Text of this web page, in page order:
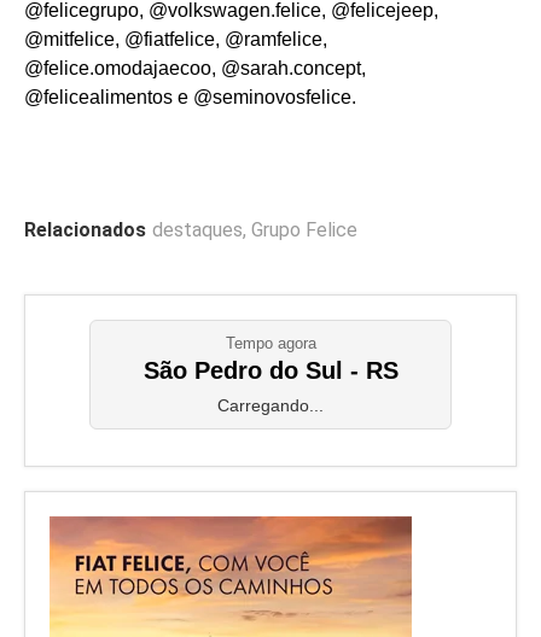
@felicegrupo, @volkswagen.felice, @felicejeep,
@mitfelice, @fiatfelice, @ramfelice,
@felice.omodajaecoo, @sarah.concept,
@felicealimentos e @seminovosfelice.
Relacionados destaques, Grupo Felice
Tempo agora
São Pedro do Sul - RS
Carregando...